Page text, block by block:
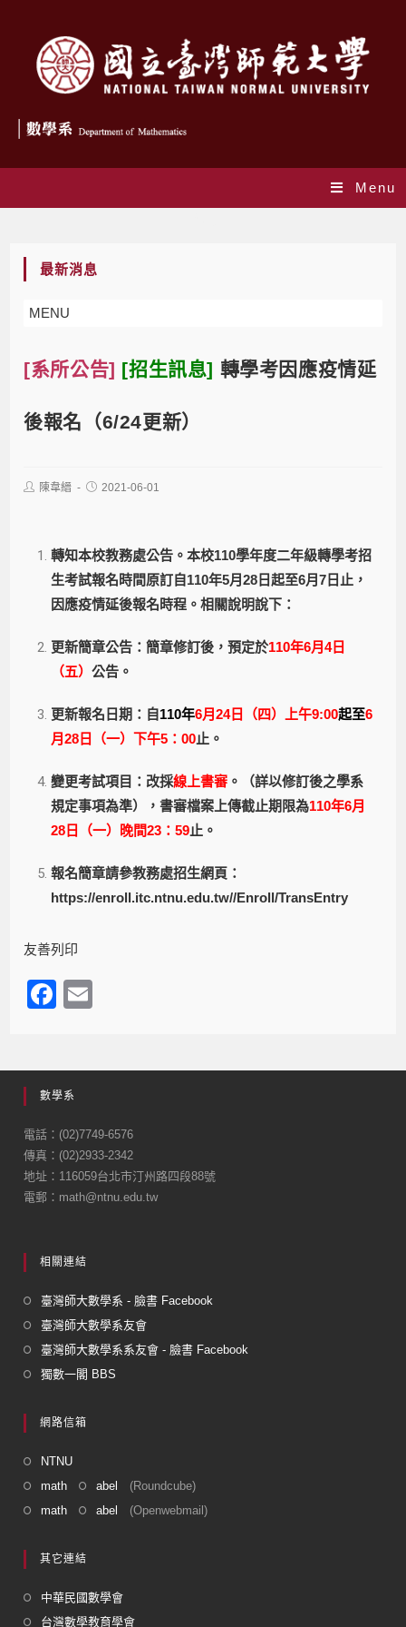
Menu
最新消息
MENU
[系所公告] [招生訊息] 轉學考因應疫情延
後報名（6/24更新）
陳韋縉 2021-06-01
轉知本校教務處公告 。本校110學年度二年級轉學考招
生考試報名時間原訂自110年5月28日起至6月7日止，
因應疫情延後報名時程。相關說明說下：
更新簡章公告：簡章修訂後，預定於110年6月4日
（五）公告。
更新報名日期：自110年6月24日（四）上午9:00起至6
月28日（一）下午5：00止。
變更考試項目：改採線上書審 。（詳以修訂後之學系
規定事項為準），書審檔案上傳截止期限為110年6月
28日（一）晚間23：59止。
報名簡章請參教務處招生網頁：
https://enroll.itc.ntnu.edu.tw//Enroll/TransEntry
友善列印
F
e
b
o
o
k
數學系
電話：(02)7749-6576
傳真：(02)2933-2342
地址：116059台北市汀州路四段88號
電郵：math@ntnu.edu.tw
相關連結
臺灣師大數學系 - 臉書 Facebook
臺灣師大數學系友會
臺灣師大數學系系友會 - 臉書 Facebook
獨數一閣 BBS
網路信箱
NTNU
math
abel
(Roundcube)
math
abel (Openwebmail)
其它連結
中華民國數學會
台灣數學教育學會